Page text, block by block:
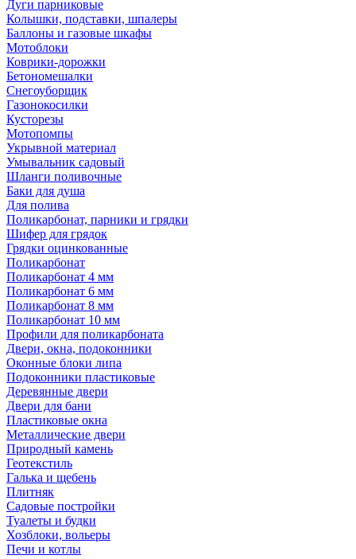
Дуги парниковые
Колышки, подставки, шпалеры
Баллоны и газовые шкафы
Мотоблоки
Коврики-дорожки
Бетономешалки
Снегоуборщик
Газонокосилки
Кусторезы
Мотопомпы
Укрывной материал
Умывальник садовый
Шланги поливочные
Баки для душа
Для полива
Поликарбонат, парники и грядки
Шифер для грядок
Грядки оцинкованные
Поликарбонат
Поликарбонат 4 мм
Поликарбонат 6 мм
Поликарбонат 8 мм
Поликарбонат 10 мм
Профили для поликарбоната
Двери, окна, подоконники
Оконные блоки липа
Подоконники пластиковые
Деревянные двери
Двери для бани
Пластиковые окна
Металлические двери
Природный камень
Геотекстиль
Галька и щебень
Плитняк
Садовые постройки
Туалеты и будки
Хозблоки, вольеры
Печи и котлы